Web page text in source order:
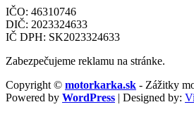
IČO: 46310746
DIČ: 2023324633
IČ DPH: SK2023324633
Zabezpečujeme reklamu na stránke.
Copyright © motorkarka.sk - Zážitky
Powered by WordPress | Designed by: